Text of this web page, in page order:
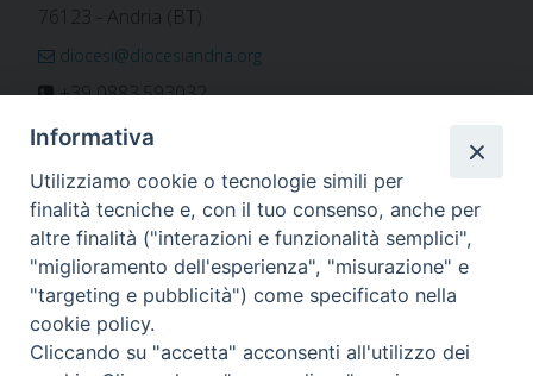
76123 - Andria (BT)
diocesi@diocesiandria.org
+39 0883.593032
+39 0883.592596
ORARIO E CALENDARI
Orari uffici
Calendario diocesano
Orario messe
Informativa
Utilizziamo cookie o tecnologie simili per
finalità tecniche e, con il tuo consenso, anche per
altre finalità ("interazioni e funzionalità semplici",
"miglioramento dell'esperienza", "misurazione" e
"targeting e pubblicità") come specificato nella
cookie policy.
Cliccando su "accetta" acconsenti all'utilizzo dei